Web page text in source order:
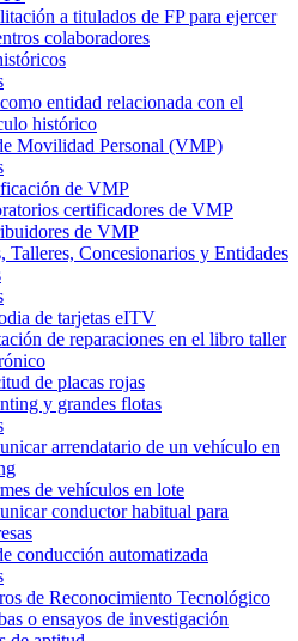
a titulados de FP para ejercer
colaboradores
entidad relacionada con el
histórico
Movilidad Personal (VMP)
de VMP
certificadores de VMP
de VMP
Talleres, Concesionarios y Entidades
de tarjetas eITV
de reparaciones en el libro taller
de placas rojas
y grandes flotas
arrendatario de un vehículo en
de vehículos en lote
conductor habitual para
conducción automatizada
de Reconocimiento Tecnológico
o ensayos de investigación